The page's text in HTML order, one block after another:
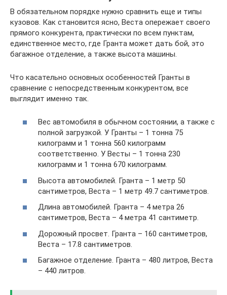
В обязательном порядке нужно сравнить еще и типы
кузовов. Как становится ясно, Веста опережает своего
прямого конкурента, практически по всем пунктам,
единственное место, где Гранта может дать бой, это
багажное отделение, а также высота машины.
Что касательно основных особенностей Гранты в
сравнение с непосредственным конкурентом, все
выглядит именно так.
Вес автомобиля в обычном состоянии, а также с
полной загрузкой. У Гранты – 1 тонна 75
килограмм и 1 тонна 560 килограмм
соответственно. У Весты – 1 тонна 230
килограмм и 1 тонна 670 килограмм.
Высота автомобилей. Гранта – 1 метр 50
сантиметров, Веста – 1 метр 49.7 сантиметров.
Длина автомобилей. Гранта – 4 метра 26
сантиметров, Веста – 4 метра 41 сантиметр.
Дорожный просвет. Гранта – 160 сантиметров,
Веста – 17.8 сантиметров.
Багажное отделение. Гранта – 480 литров, Веста
– 440 литров.